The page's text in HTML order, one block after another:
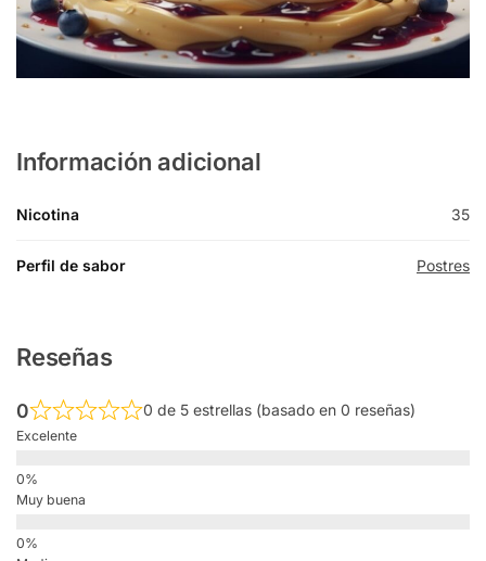
Información adicional
Nicotina 35
Perfil de sabor Postres
Reseñas
0 0 de 5 estrellas (basado en 0 reseñas)
Excelente
Muy buena